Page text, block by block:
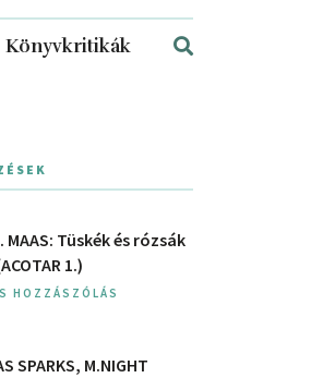
Könyvkritikák
MAAS: Tüskék és rózsák
1.)
HOZZÁSZÓLÁS
SPARKS, M.NIGHT